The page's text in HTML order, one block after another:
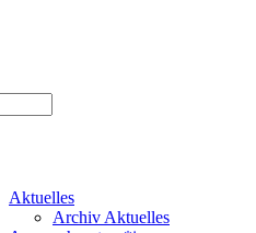
Aktuelles
Archiv Aktuelles